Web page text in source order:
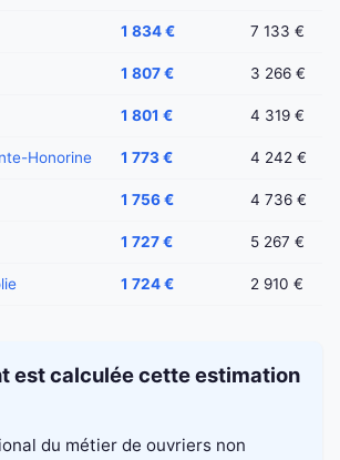
1 834 € 7 133 €
1 807 € 3 266 €
1 801 € 4 319 €
Honorine 1 773 € 4 242 €
1 756 € 4 736 €
1 727 € 5 267 €
1 724 € 2 910 €
est calculée cette estimation
du métier de ouvriers non